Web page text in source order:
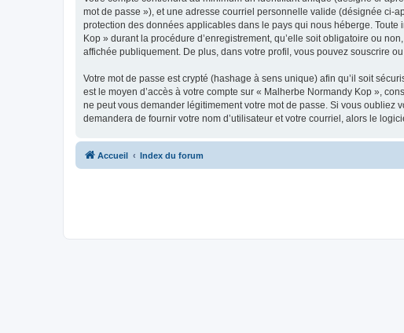
mot de passe »), et une adresse courriel personnelle valide (désignée ci-
protection des données applicables dans le pays qui nous héberge.
Kop » durant la procédure d’enregistrement, qu’elle soit obligatoire ou
affichée publiquement. De plus, dans votre profil, vous pouvez souscrire
Votre mot de passe est crypté (hashage à sens unique) afin qu’il soit
est le moyen d’accès à votre compte sur « Malherbe Normandy Kop »,
ne peut vous demander légitimement votre mot de passe. Si vous oubliez
demandera de fournir votre nom d’utilisateur et votre courriel, alors le
Accueil Index du forum